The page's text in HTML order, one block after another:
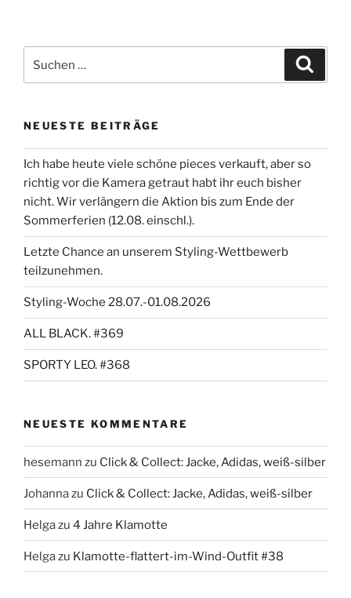
nach:
NEUESTE BEITRÄGE
Ich habe heute viele schöne pieces verkauft, aber so
richtig vor die Kamera getraut habt ihr euch bisher
nicht. Wir verlängern die Aktion bis zum Ende der
Sommerferien (12.08. einschl.).
Letzte Chance an unserem Styling-Wettbewerb
teilzunehmen.
Styling-Woche 28.07.-01.08.2026
ALL BLACK. #369
SPORTY LEO. #368
NEUESTE KOMMENTARE
hesemann zu Click & Collect: Jacke, Adidas, weiß-silber
Johannazu Click & Collect: Jacke, Adidas, weiß-silber
Helgazu 4 Jahre Klamotte
Helgazu Klamotte-flattert-im-Wind-Outfit #38